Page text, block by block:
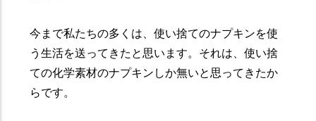
今まで私たちの多くは、使い捨てのナプキンを使
う生活を送ってきたと思います。それは、使い捨
ての化学素材のナプキンしか無いと思ってきたか
らです。